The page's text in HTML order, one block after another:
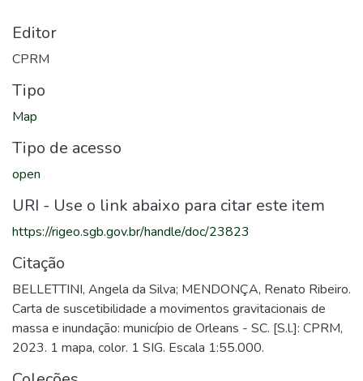
Editor
CPRM
Tipo
Map
Tipo de acesso
open
URI - Use o link abaixo para citar este item
https://rigeo.sgb.gov.br/handle/doc/23823
Citação
BELLETTINI, Angela da Silva; MENDONÇA, Renato Ribeiro.
Carta de suscetibilidade a movimentos gravitacionais de
massa e inundação: município de Orleans - SC. [S.l.]: CPRM,
2023. 1 mapa, color. 1 SIG. Escala 1:55.000.